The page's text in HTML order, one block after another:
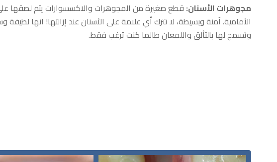
مجوهرات الأسنان: قطع صغيرة من المجوهرات والاكسسوارات يتم لصقها
الأمامية. آمنة وبسيطة، لا تترك أي علامة على الأسنان عند إزالتها! انها لطيفة
وتسمح لها بالتألق واللمعان طالما كنت ترغب فقط.